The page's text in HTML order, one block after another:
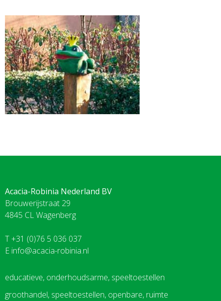
Acacia-Robinia Nederland BV
Brouwerijstraat 29
4845 CL Wagenberg
T +31 (0)76 5 036 037
E info@acacia-robinia.nl
educatieve, onderhoudsarme, speeltoestellen
groothandel, speeltoestellen, openbare, ruimte